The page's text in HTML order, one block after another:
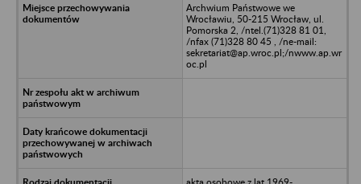
Archwium Państwowe we
Wrocławiu, 50-215 Wrocław, ul.
Pomorska 2, /ntel.(71)328 81 01,
/nfax (71)328 80 45 , /ne-mail:
sekretariat@ap.wroc.pl;/nwww.ap.wr
oc.pl